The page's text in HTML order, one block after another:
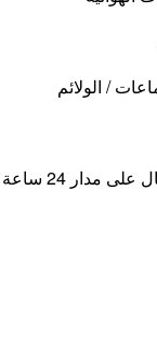
/ الولائم
مدار 24 ساعة